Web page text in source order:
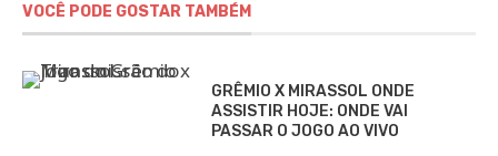
VOCÊ PODE GOSTAR TAMBÉM
GRÊMIO X MIRASSOL ONDE
ASSISTIR HOJE: ONDE VAI
PASSAR O JOGO AO VIVO